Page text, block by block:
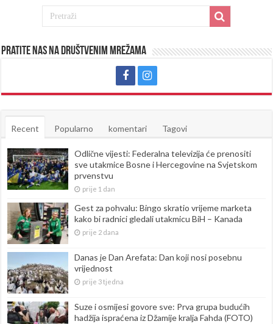
Pratite nas na društvenim mrežama
Recent Popularno komentari Tagovi
Odlične vijesti: Federalna televizija će prenositi
sve utakmice Bosne i Hercegovine na Svjetskom
prvenstvu
prije 1 dan
Gest za pohvalu: Bingo skratio vrijeme marketa
kako bi radnici gledali utakmicu BiH – Kanada
prije 2 dana
Danas je Dan Arefata: Dan koji nosi posebnu
vrijednost
prije 3 tjedna
Suze i osmijesi govore sve: Prva grupa budućih
hadžija ispraćena iz Džamije kralja Fahda (FOTO)